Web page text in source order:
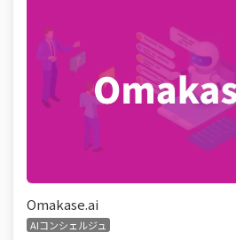
Omakase.ai
AIコンシェルジュ